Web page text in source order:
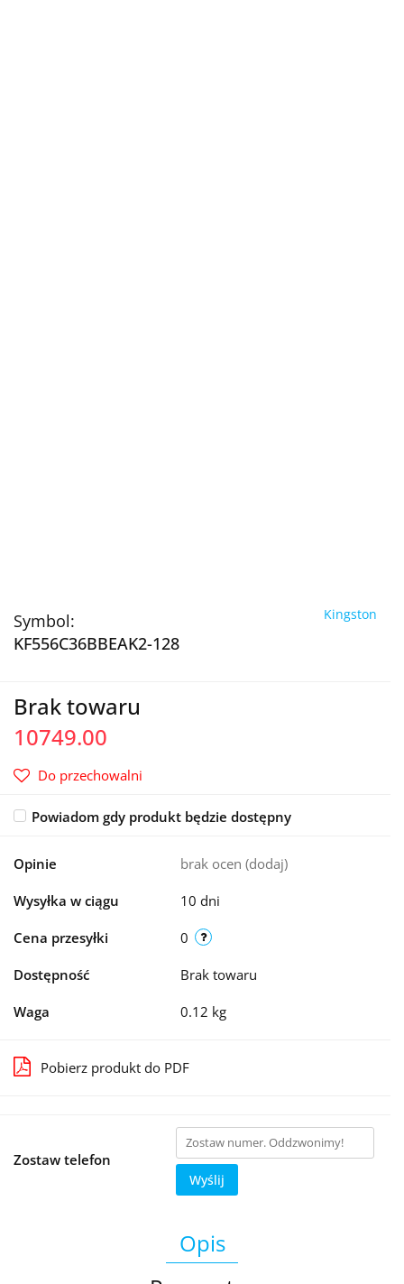
Symbol:
KF556C36BBEAK2-128
Kingston
Brak towaru
10749.00
Do przechowalni
Powiadom gdy produkt będzie dostępny
Opinie brak ocen (dodaj)
Wysyłka w ciągu 10 dni
Cena przesyłki 0
Dostępność Brak towaru
Waga 0.12 kg
Pobierz produkt do PDF
Zostaw telefon
Wyślij
Opis